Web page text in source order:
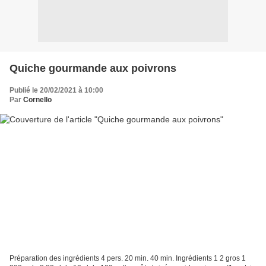
Quiche gourmande aux poivrons
Publié le 20/02/2021 à 10:00
Par Cornello
Préparation des ingrédients 4 pers. 20 min. 40 min. Ingrédients 1 2 gros 1